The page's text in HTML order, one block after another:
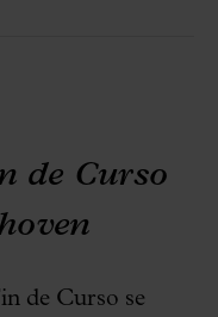
de Curso
de Curso se